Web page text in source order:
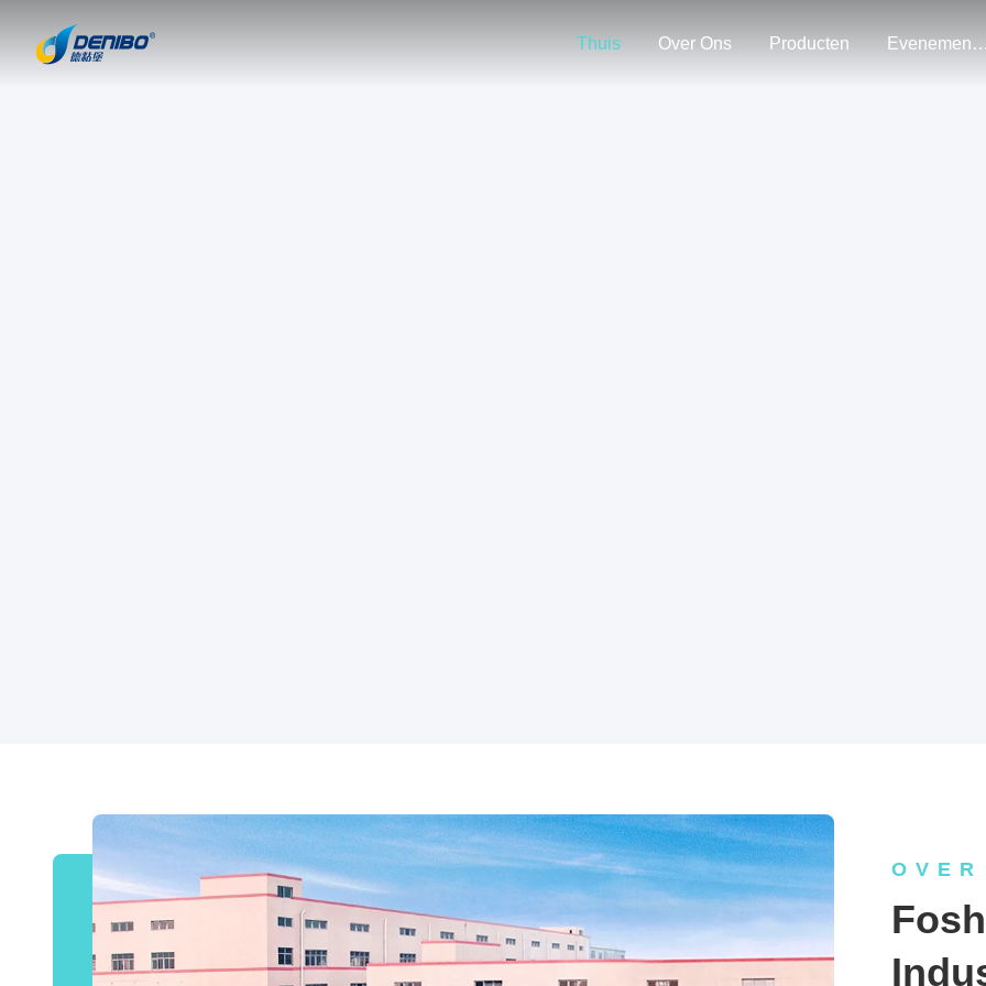
Thuis Over Ons Producten